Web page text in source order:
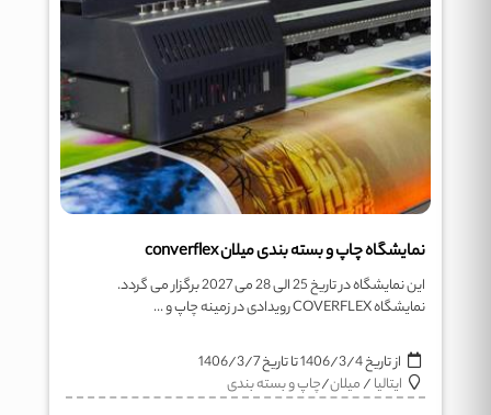
نمایشگاه چاپ و بسته بندی میلان converflex
این نمایشگاه در تاریخ 25 الی 28 می 2027 برگزار می گردد.
نمایشگاه COVERFLEX رویدادی در زمینه چاپ و ...
از تاریخ1406/3/4تا تاریخ1406/3/7
ایتالیا/میلان/چاپ و بسته بندی